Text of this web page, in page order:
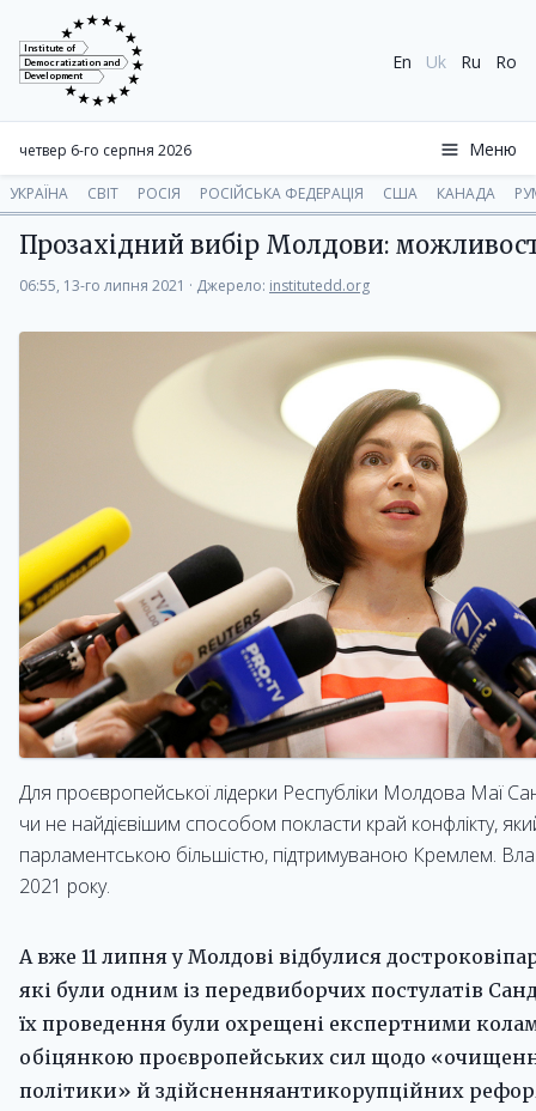
Institute of
Democratization and
Development
En Uk Ru Ro
четвер 6-го серпня 2026 Меню
УКРАЇНА СВІТ РОСІЯ РОСІЙСЬКА ФЕДЕРАЦІЯ США КАНАДА
Прозахідний вибір Молдови:
06:55, 13-го липня 2021 · Джерело: institutedd.org
Для проєвропейської лідерки Республіки Молдова Маї
чи не найдієвішим способом покласти край конфлікту,
парламентською більшістю, підтримуваною Кремлем.
2021 року.
А вже 11 липня у Молдові відбулися
які були одним із передвиборчих постулатів
їх проведення були охрещені експертними
обіцянкою проєвропейських сил щодо
політики» й здійсненняантикорупційних